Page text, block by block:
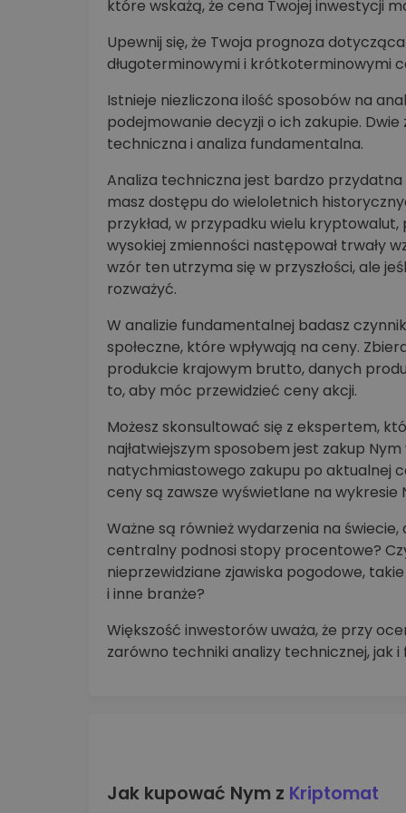
które wskażą, że cena Twojej inwestycji
Upewnij się, że Twoja prognoza
długoterminowymi i krótkoterminowymi
Istnieje niezliczona ilość sposobów na
podejmowanie decyzji o ich zakupie.
techniczna i analiza fundamentalna.
Analiza techniczna jest bardzo
masz dostępu do wieloletnich
przykład, w przypadku wielu
wysokiej zmienności następował trwały
wzór ten utrzyma się w przyszłości, ale
rozważyć.
W analizie fundamentalnej badasz
społeczne, które wpływają na ceny.
produkcie krajowym brutto, danych
to, aby móc przewidzieć ceny akcji.
Możesz skonsultować się z ekspertem,
najłatwiejszym sposobem jest zakup
natychmiastowego zakupu po aktualnej
ceny są zawsze wyświetlane na wykresie
Ważne są również wydarzenia na świecie,
centralny podnosi stopy procentowe?
nieprzewidziane zjawiska pogodowe,
i inne branże?
Większość inwestorów uważa, że przy
zarówno techniki analizy technicznej, jak
Jak kupować Nym z Kriptomat